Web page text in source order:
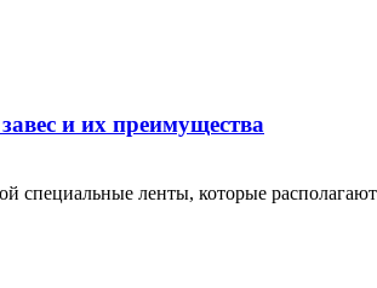
и их преимущества
специальные ленты, которые